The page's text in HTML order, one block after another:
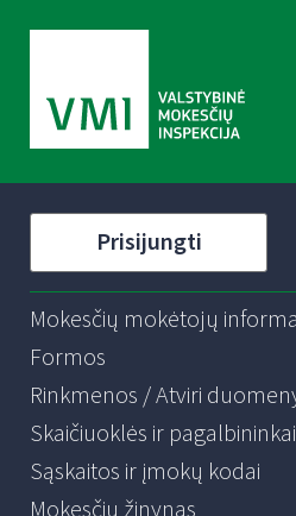
Prisijungti
Mokesčių mokėtojų
Formos
Rinkmenos / Atviri
Skaičiuoklės ir pagalbininkai
Sąskaitos ir įmokų kodai